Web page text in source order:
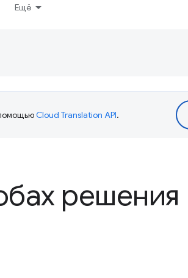
Ещё
Cloud Translation API.
решения